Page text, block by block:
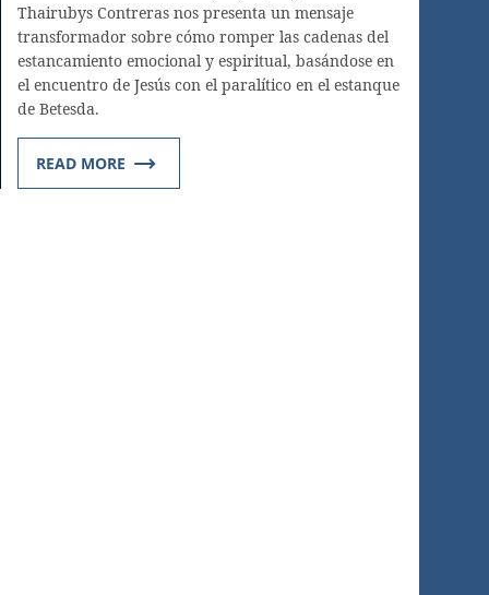
Thairubys Contreras nos presenta un mensaje
transformador sobre cómo romper las cadenas del
estancamiento emocional y espiritual, basándose en
el encuentro de Jesús con el paralítico en el estanque
de Betesda.
READ MORE